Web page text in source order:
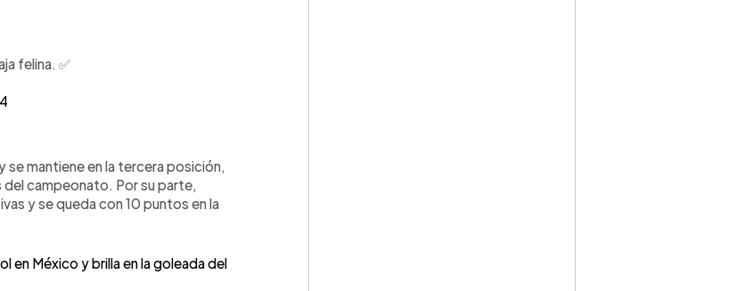
felina. ✅
mantiene en la tercera posición,
campeonato. Por su parte,
y se queda con 10 puntos en la
en México y brilla en la goleada del